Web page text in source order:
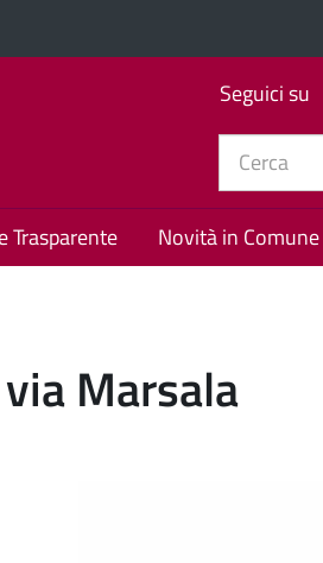
Seguici su
Trasparente Novità in Comune
Marsala